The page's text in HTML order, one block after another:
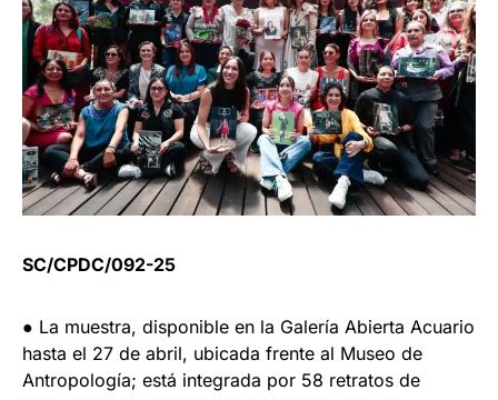
SC/CPDC/092-25
● La muestra, disponible en la Galería Abierta Acuario
hasta el 27 de abril, ubicada frente al Museo de
Antropología; está integrada por 58 retratos de